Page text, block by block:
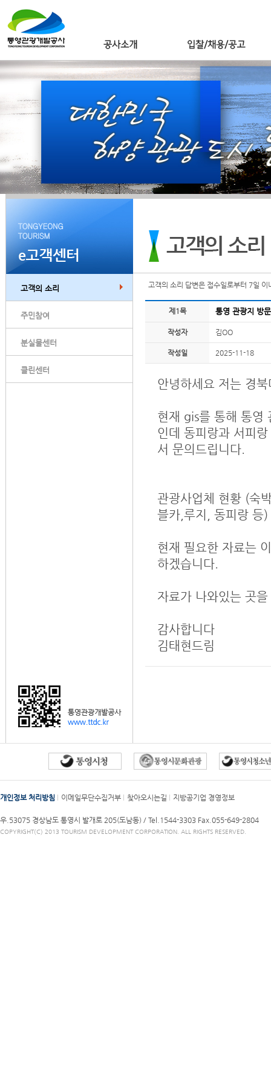
고객의 소리
주민참여
분실물센터
클린센터
고객의 소리 답변은 접수일로부터 7일
제1목 통영 관광지 방
작성자 김OO
작성일 2025-11-18
안녕하세요 저는 경
현재 gis를 통해 통영
인데 동피랑과 서피
서 문의드립니다.
관광사업체 현황 (숙
블카,루지, 동피랑 등
현재 필요한 자료는
하겠습니다.
자료가 나와있는 곳
감사합니다
김태현드림
개인정보 처리방침 이메일무단수집거부 찾아오시는길 지방공기업 경영정보
우.53075 경상남도 통영시 발개로 205(도남동) / Tel.1544-3303 Fax.055-649-2804
COPYRIGHT(C) 2013 TOURISM DEVELOPMENT CORPORATION. ALL RIGHTS RESERVED.